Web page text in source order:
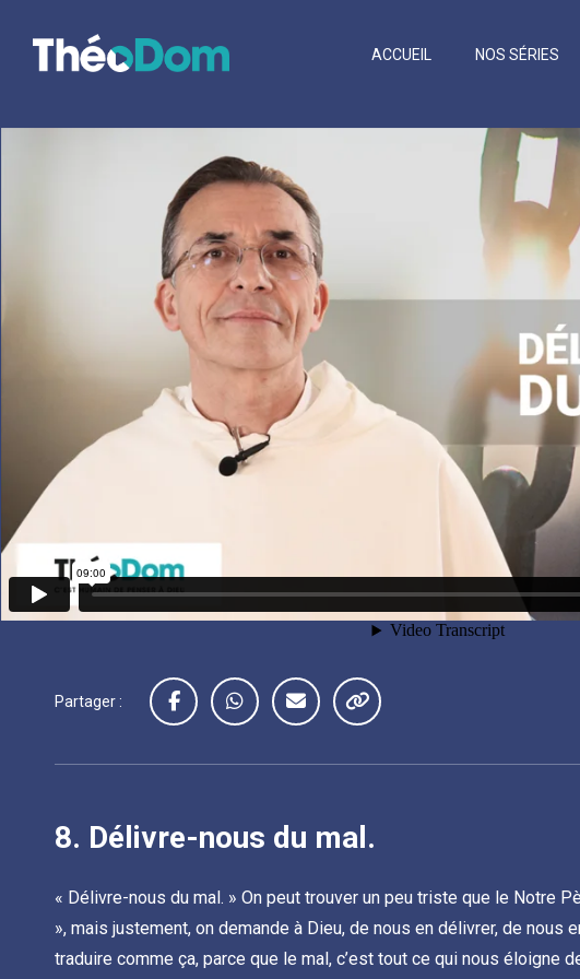
ACCUEIL NOS SÉRIES
Partager :
8. Délivre-nous du mal.
« Délivre-nous du mal. » On peut trouver un peu triste que le Notre
», mais justement, on demande à Dieu, de nous en délivrer, de nous
traduire comme ça, parce que le mal, c’est tout ce qui nous éloigne